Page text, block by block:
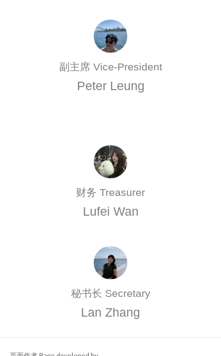
副主席 Vice-President
Peter Leung
财务 Treasurer
Lufei Wan
秘书长 Secretary
Lan Zhang